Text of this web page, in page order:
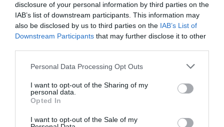
disclosure of your personal information by third parties on the
IAB’s list of downstream participants. This information may
also be disclosed by us to third parties on the IAB’s List of
Downstream Participants that may further disclose it to other
Please note that this website/app uses one or more Google
not limited to your visit or usage behaviour. You may click to
grant or deny consent to Google and its third-party tags to
use your data for below specified purposes in below Google
consent section.
Personal Data Processing Opt Outs
I want to opt-out of the Sharing of my
personal data.
Opted In
I want to opt-out of the Sale of my
míg a piros lámpánál történő áthajtást 160 –
650 euró (49.000 – 200.000 forint) között
büntetik.
+TIPP
Tudtad, hogy Konzuli Szolgálat
rengeteg információt megtalálhatsz az egyes
országokról? Járj utána mire érvényes hazai
közlekedési szokásokkal rendelkezik